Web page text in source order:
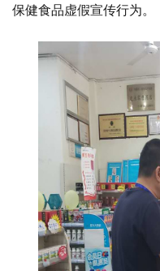
保健食品虚假宣传行为。